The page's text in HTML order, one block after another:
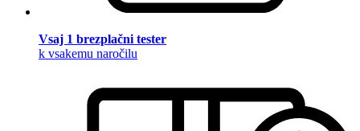
Vsaj 1 brezplačni tester
k vsakemu naročilu